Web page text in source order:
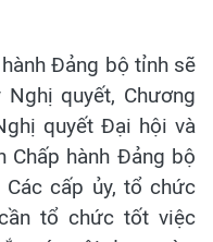
Đảng bộ tỉnh sẽ
quyết, Chương
quyết Đại hội và
Chấp hành Đảng bộ
cấp ủy, tổ chức
tổ chức tốt việc